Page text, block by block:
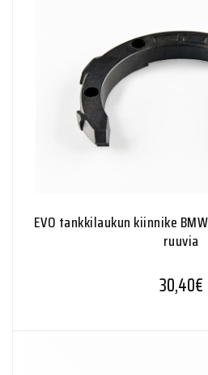
EVO tankkilaukun kiinnike
ruuvia
30,40€